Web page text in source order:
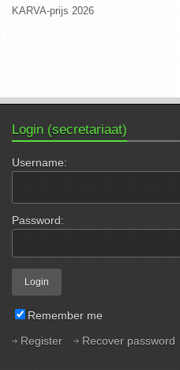
KARVA-prijs 2026
Login (secretariaat)
Username:
Password:
Remember me
Register
Recover password